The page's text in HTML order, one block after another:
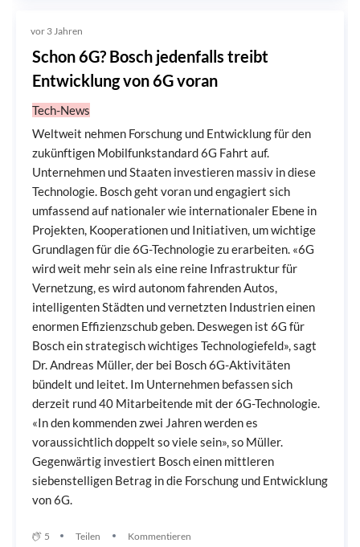
vor 3 Jahren
Schon 6G? Bosch jedenfalls treibt
Entwicklung von 6G voran
Tech-News
Weltweit nehmen Forschung und Entwicklung für den
zukünftigen Mobilfunkstandard 6G Fahrt auf.
Unternehmen und Staaten investieren massiv in diese
Technologie. Bosch geht voran und engagiert sich
umfassend auf nationaler wie internationaler Ebene in
Projekten, Kooperationen und Initiativen, um wichtige
Grundlagen für die 6G-Technologie zu erarbeiten. «6G
wird weit mehr sein als eine reine Infrastruktur für
Vernetzung, es wird autonom fahrenden Autos,
intelligenten Städten und vernetzten Industrien einen
enormen Effizienzschub geben. Deswegen ist 6G für
Bosch ein strategisch wichtiges Technologiefeld», sagt
Dr. Andreas Müller, der bei Bosch 6G-Aktivitäten
bündelt und leitet. Im Unternehmen befassen sich
derzeit rund 40 Mitarbeitende mit der 6G-Technologie.
«In den kommenden zwei Jahren werden es
voraussichtlich doppelt so viele sein», so Müller.
Gegenwärtig investiert Bosch einen mittleren
siebenstelligen Betrag in die Forschung und Entwicklung
von 6G.
5 Teilen Kommentieren